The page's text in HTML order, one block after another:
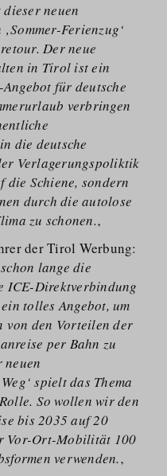
neuen
Ferienzug‘
Der neue
in Tirol ist ein
für deutsche
verbringen
die deutsche
Verlagerungspoliktik
Schiene, sondern
durch die autolose
zu schonen.‚
der Tirol Werbung:
lange die
ICE-Direktverbindung
tolles Angebot, um
von den Vorteilen der
per Bahn zu
neuen
spielt das Thema
So wollen wir den
bis 2035 auf 20
Vor-Ort-Mobilität 100
verwenden.‚